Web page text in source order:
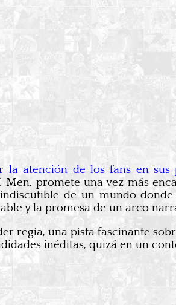
atención de los fans en sus
promete una vez más
de un mundo
y la promesa de un arco
regia, una pista fascinante
inéditas, quizá en un